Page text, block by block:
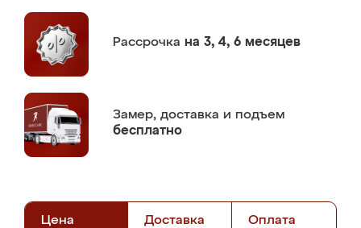
Рассрочка на 3, 4, 6 месяцев
Замер, доставка и подъем
бесплатно
Цена Доставка Оплата